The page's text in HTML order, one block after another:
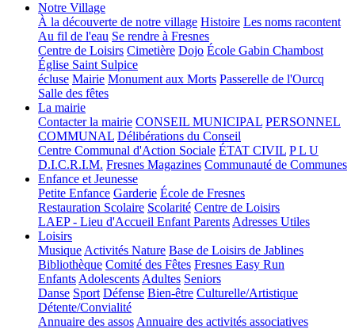
Notre Village
À la découverte de notre village Histoire Les noms racontent
Au fil de l'eau Se rendre à Fresnes
Centre de Loisirs Cimetière Dojo École Gabin Chambost
Église Saint Sulpice
écluse Mairie Monument aux Morts Passerelle de l'Ourcq
Salle des fêtes
La mairie
Contacter la mairie CONSEIL MUNICIPAL PERSONNEL
COMMUNAL Délibérations du Conseil
Centre Communal d'Action Sociale ÉTAT CIVIL P L U
D.I.C.R.I.M. Fresnes Magazines Communauté de Communes
Enfance et Jeunesse
Petite Enfance Garderie École de Fresnes
Restauration Scolaire Scolarité Centre de Loisirs
LAEP - Lieu d'Accueil Enfant ParentsAdresses Utiles
Loisirs
MusiqueActivités Nature Base de Loisirs de Jablines
Bibliothèque Comité des Fêtes Fresnes Easy Run
EnfantsAdolescentsAdultes Seniors
Danse Sport Défense Bien-être Culturelle/Artistique
Détente/Convialité
Annuaire des assosAnnuaire des activités associatives